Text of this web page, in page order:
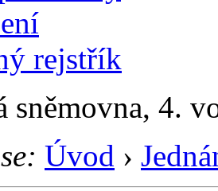
rejstřík
sněmovna, 4.
Úvod ›